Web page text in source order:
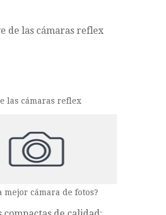
las cámaras reflex
mejor cámara de fotos?